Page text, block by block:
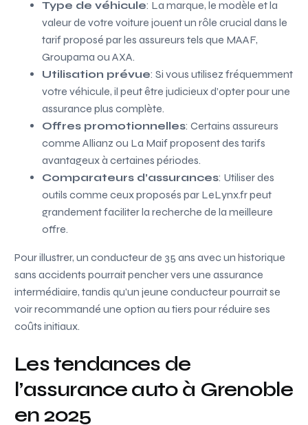
Type de véhicule: La marque, le modèle et la
valeur de votre voiture jouent un rôle crucial dans le
tarif proposé par les assureurs tels que MAAF,
Groupama ou AXA.
Utilisation prévue: Si vous utilisez fréquemment
votre véhicule, il peut être judicieux d’opter pour une
assurance plus complète.
Offres promotionnelles: Certains assureurs
comme Allianz ou La Maif proposent des tarifs
avantageux à certaines périodes.
Comparateurs d’assurances: Utiliser des
outils comme ceux proposés par LeLynx.fr peut
grandement faciliter la recherche de la meilleure
offre.
Pour illustrer, un conducteur de 35 ans avec un historique
sans accidents pourrait pencher vers une assurance
intermédiaire, tandis qu’un jeune conducteur pourrait se
voir recommandé une option au tiers pour réduire ses
coûts initiaux.
Les tendances de
l’assurance auto à Grenoble
en 2025